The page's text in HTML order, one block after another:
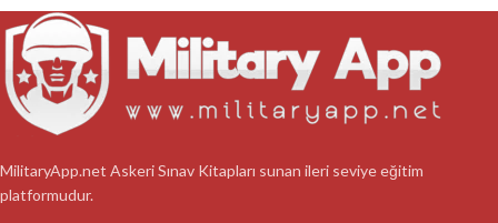
MilitaryApp.net Askeri Sınav Kitapları sunan ileri seviye eğitim
platformudur.